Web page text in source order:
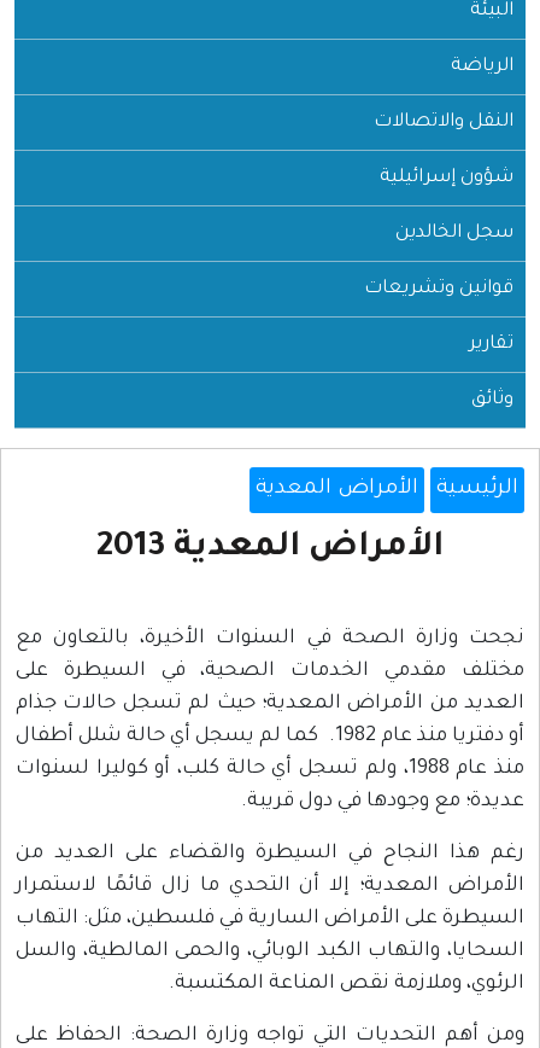
البيئة
الرياضة
النقل والاتصالات
شؤون إسرائيلية
سجل الخالدين
قوانين وتشريعات
تقارير
وثائق
الرئيسية الأمراض المعدية
الأمراض المعدية 2013
نجحت وزارة الصحة في السنوات الأخيرة، بالتعاون مع
مختلف مقدمي الخدمات الصحية، في السيطرة على
العديد من الأمراض المعدية؛ حيث لم تسجل حالات جذام
أو دفتريا منذ عام 1982. كما لم يسجل أي حالة شلل أطفال
منذ عام 1988، ولم تسجل أي حالة كلب، أو كوليرا لسنوات
عديدة؛ مع وجودها في دول قريبة.
رغم هذا النجاح في السيطرة والقضاء على العديد من
الأمراض المعدية؛ إلا أن التحدي ما زال قائمًا لاستمرار
السيطرة على الأمراض السارية في فلسطين، مثل: التهاب
السحايا، والتهاب الكبد الوبائي، والحمى المالطية، والسل
الرئوي، وملازمة نقص المناعة المكتسبة.
ومن أهم التحديات التي تواجه وزارة الصحة: الحفاظ على